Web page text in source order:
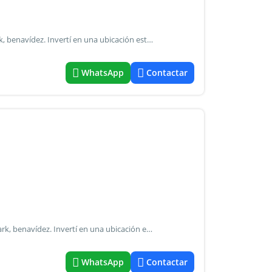
[Jordancamu-10776] terrenos en venta frente a riviera park, benavídez. Invertí en una ubicación estratégica con gran proyección. Disponemos de lotes de 100 m² a 300 m², ideales para tu próximo proyecto o vivienda. 300mts 4200usd.- Excelente ubicación: entorno consolidado y seguro. Consulta disponibilidad, valores actualizados y formas de pago personalizadas. Coordinemos tu visita. Contactanos hoy para conocer el terreno y recibir toda la información.
WhatsApp Contactar
[Jordancamu-10775] terrenos en alquiler frente a riviera park, benavídez. Invertí en una ubicación estratégica con gran proyección. Disponemos de lotes de 100 m² a 300 m², ideales para tu próximo proyecto o vivienda. 150m2 / 2.100 usd valor de alquiler excelente ubicación: entorno consolidado y seguro. Consulta disponibilidad, valores actualizados y formas de pago personalizadas. Coordinemos tu visita. Contactanos hoy para conocer el terreno y recibir toda la información.
WhatsApp Contactar